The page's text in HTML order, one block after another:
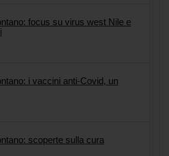
focus su virus west Nile e
i vaccini anti-Covid, un
scoperte sulla cura